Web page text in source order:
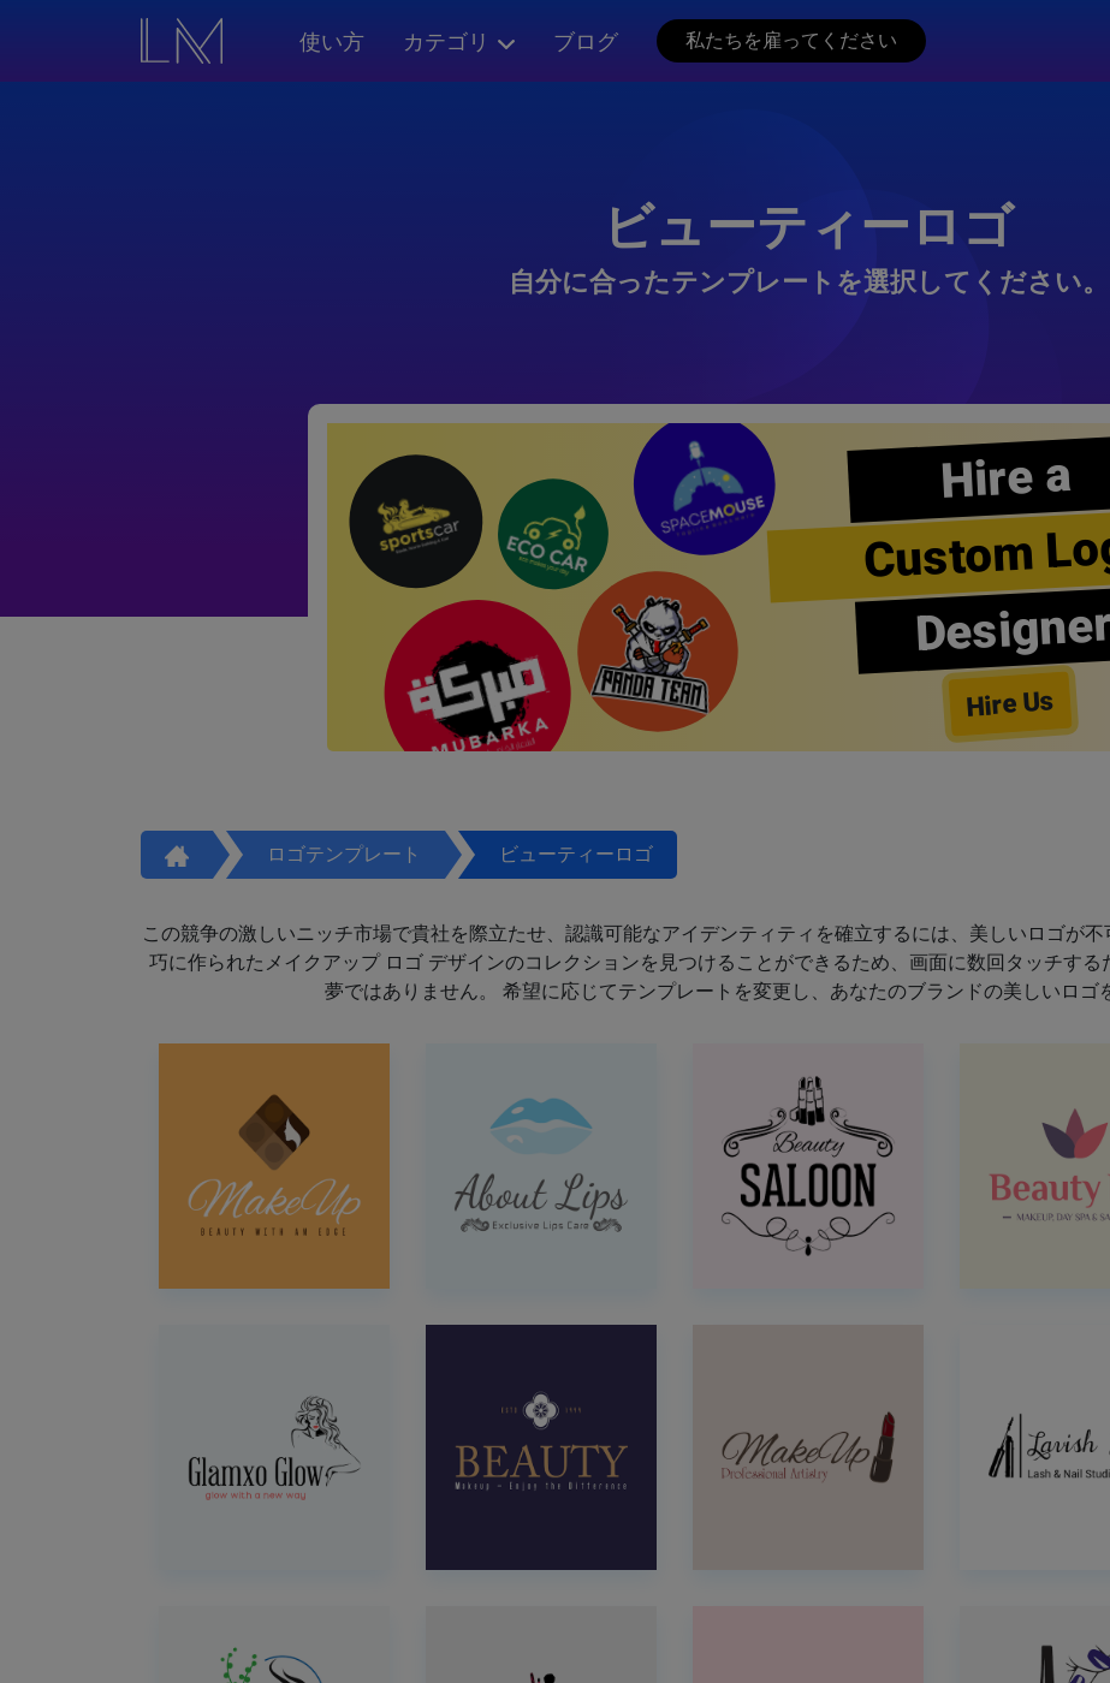
使い方 カテゴリ ブログ 私たちを雇ってください
ビューティーロゴ
自分に合ったテンプレートを選択してください。
Hire a
Custom
Designer
Hire Us
ロゴテンプレート ビューティーロゴ
この競争の激しいニッチ市場で貴社を際立たせ、認識可能なアイデンティティを確立するには、美しいロゴが
巧に作られたメイクアップ ロゴ デザインのコレクションを見つけることができるため、画面に数回タッチす
夢ではありません。 希望に応じてテンプレートを変更し、あなたのブランドの美しいロゴ